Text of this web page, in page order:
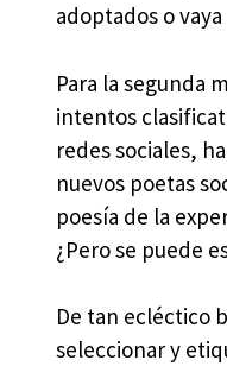
adoptados o
Para la segunda
intentos
redes sociales,
nuevos poetas
poesía de la
¿Pero se puede
De tan ecléctico
seleccionar y